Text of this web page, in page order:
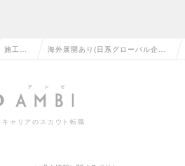
施工管
築）
海外展開あり(日系グローバル企業)
報一覧
キャリアのスカウト転職